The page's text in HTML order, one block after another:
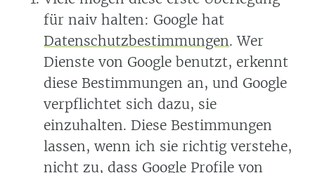
für naiv halten: Google hat
Datenschutzbestimmungen. Wer
Dienste von Google benutzt, erkennt
diese Bestimmungen an, und Google
verpflichtet sich dazu, sie
einzuhalten. Diese Bestimmungen
lassen, wenn ich sie richtig verstehe,
nicht zu, dass Google Profile von